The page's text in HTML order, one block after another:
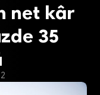
net kâr
35